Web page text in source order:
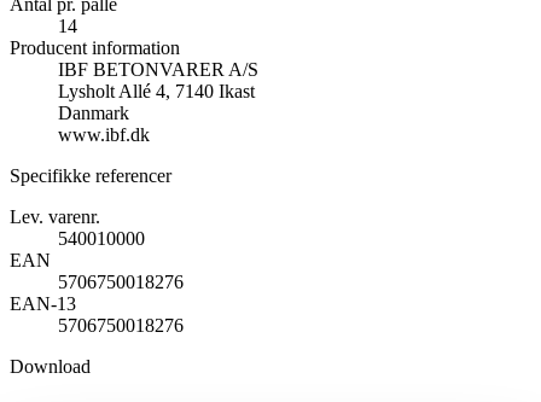
Antal pr. palle
14
Producent information
IBF BETONVARER A/S
Lysholt Allé 4, 7140 Ikast
Danmark
www.ibf.dk
Specifikke referencer
Lev. varenr.
540010000
EAN
5706750018276
EAN-13
5706750018276
Download